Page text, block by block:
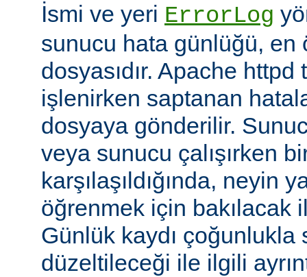
İsmi ve yeri ErrorLog
sunucu hata günlüğü, en
dosyasıdır. Apache httpd
işlenirken saptanan
dosyaya gönderilir.
veya sunucu çalışırken
karşılaşıldığında, neyin
öğrenmek için bakılacak
Günlük kaydı çoğunlukla
düzeltileceği ile ilgili